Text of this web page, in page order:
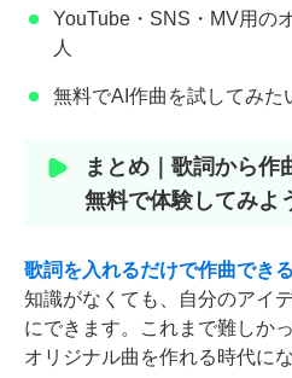
YouTube・SNS・MV用の
人
無料でAI作曲を試してみた
まとめ｜歌詞から作
無料で体験してみよ
歌詞を入れるだけで作曲でき
知識がなくても、自分のアイ
にできます。これまで難しか
オリジナル曲を作れる時代に